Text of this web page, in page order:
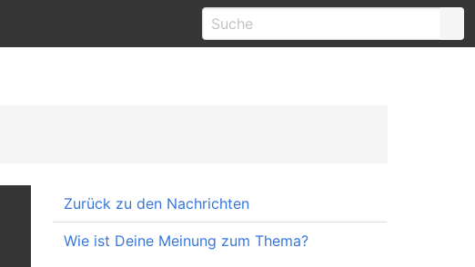
Zurück zu den Nachrichten
Wie ist Deine Meinung zum Thema?